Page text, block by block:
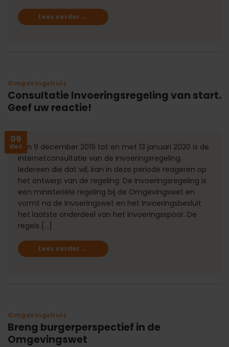
Lees verder →
Omgevingshuis
Consultatie Invoeringsregeling van start.
Geef uw reactie!
09
decVan 9 december 2019 tot en met 13 januari 2020 is de
internetconsultatie van de Invoeringsregeling.
Iedereen die dat wil, kan in deze periode reageren op
het ontwerp van de regeling. De Invoeringsregeling is
een ministeriële regeling bij de Omgevingswet en
vormt na de Invoeringswet en het Invoeringsbesluit
het laatste onderdeel van het invoeringsspoor. De
regels […]
Lees verder →
Omgevingshuis
Breng burgerperspectief in de
Omgevingswet